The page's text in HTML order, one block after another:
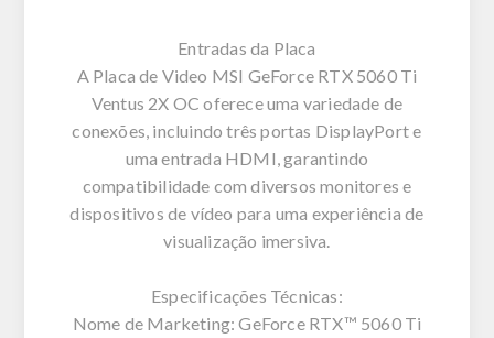
Entradas da Placa
A Placa de Video MSI GeForce RTX 5060 Ti
Ventus 2X OC oferece uma variedade de
conexões, incluindo três portas DisplayPort e
uma entrada HDMI, garantindo
compatibilidade com diversos monitores e
dispositivos de vídeo para uma experiência de
visualização imersiva.
Especificações Técnicas:
Nome de Marketing: GeForce RTX™ 5060 Ti